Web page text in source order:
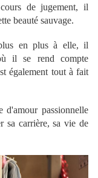
de jugement, il
beauté sauvage.
en plus à elle, il
il se rend compte
également tout à fait
d'amour passionnelle
sa carrière, sa vie de